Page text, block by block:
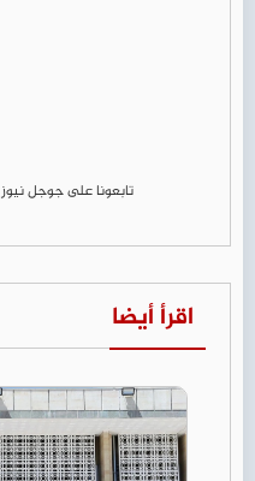
تابعونا على جوجل نيوز
اقرأ أيضا